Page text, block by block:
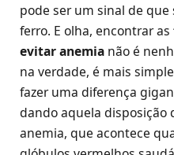
pode ser um sinal de
ferro. E olha, encontrar as
evitar anemia não é
na verdade, é mais
fazer uma diferença
dando aquela disposição
anemia, que acontece